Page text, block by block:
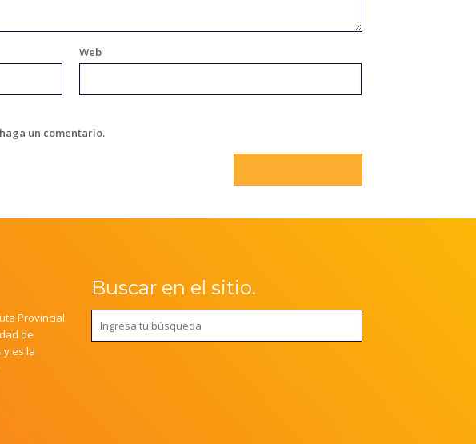
Web
un comentario.
Provincial
de
y es la
Buscar en el sitio.